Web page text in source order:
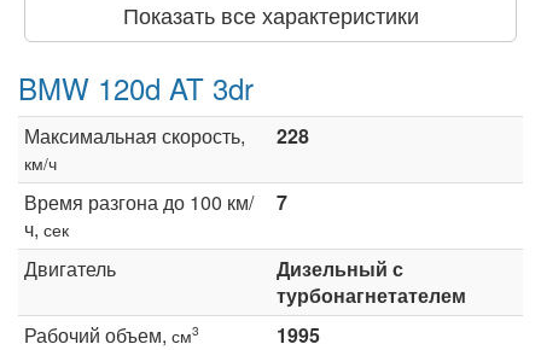
Показать все характеристики
BMW 120d AT 3dr
Максимальная скорость,
км/ч
228
Время разгона до 100 км/
ч, сек
7
Двигатель
Дизельный с
турбонагнетателем
Рабочий объем, см3
1995